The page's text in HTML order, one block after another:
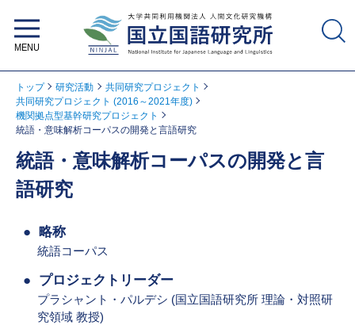
トップ 研究活動
共同研究プロジェクト
共同研究プロジェクト (2016～2021年度)
機関拠点型基幹研究プロジェクト
統語・意味解析コーパスの開発と言語研究
統語・意味解析コーパスの開発と言
語研究
略称
統語コーパス
プロジェクトリーダー
プラシャント・パルデシ (国立国語研究所 理論・対照研
究領域 教授)